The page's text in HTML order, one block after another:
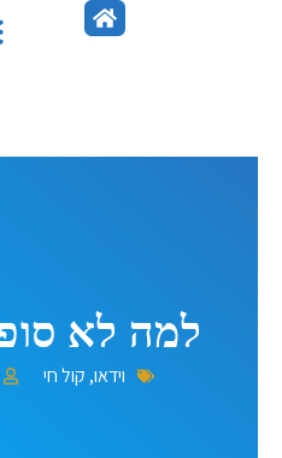
למה לא
וידאו, קול חי